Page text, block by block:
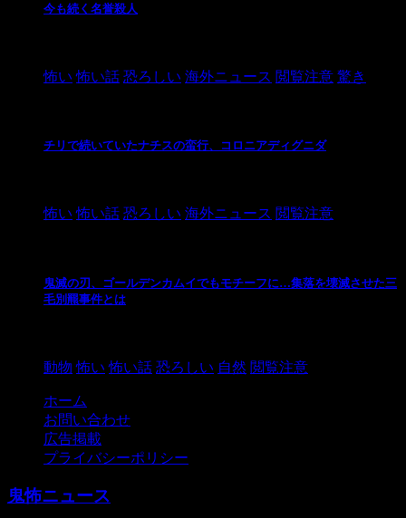
今も続く名誉殺人
怖い 怖い話 恐ろしい 海外ニュース 閲覧注意 驚き
チリで続いていたナチスの蛮行、コロニアディグニダ
怖い 怖い話 恐ろしい 海外ニュース 閲覧注意
鬼滅の刃、ゴールデンカムイでもモチーフに…集落を壊滅させた三
毛別羆事件とは
動物 怖い 怖い話 恐ろしい 自然 閲覧注意
ホーム
お問い合わせ
広告掲載
プライバシーポリシー
鬼怖ニュース